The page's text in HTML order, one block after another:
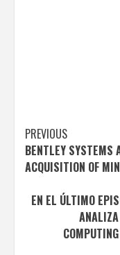
Post
navigation
PREVIOUS
BENTLEY SYSTEMS
ACQUISITION OF
EN EL ÚLTIMO